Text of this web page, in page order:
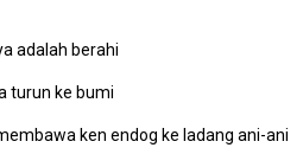
adalah berahi
turun ke bumi
ken endog ke ladang ani-ani